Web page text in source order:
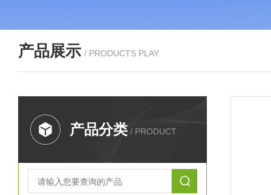
产品展示 / PRODUCTS PLAY
产品分类 / PRODUCT